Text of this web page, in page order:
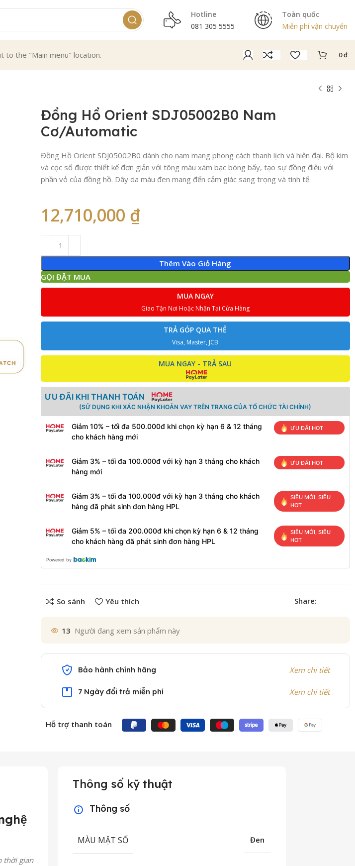
Hotline
081 305 5555
Toàn quốc
Miễn phí vận chuyển
to the "Main menu" location. 0₫
Đồng Hồ Orient SDJ05002B0 Nam
Cơ/Automatic
Đồng Hồ Orient SDJ05002B0 dành cho nam mang phong cách thanh lịch và hiện đại. Bộ kim
và cọc số được thiết kế đơn giản với tông màu xám bạc bóng bẩy, tạo sự đồng điệu với
phần vỏ của đồng hồ. Dây da màu đen mang đến cảm giác sang trọng và tinh tế.
12,710,000 ₫
Thêm Vào Giỏ Hàng
GỌI ĐẶT MUA
MUA NGAY
Giao Tận Nơi Hoặc Nhận Tại Cửa Hàng
TRẢ GÓP QUA THẺ
Visa, Master, JCB
MUA NGAY - TRẢ SAU
ƯU ĐÃI KHI THANH TOÁN
(SỬ DỤNG KHI XÁC NHẬN KHOẢN VAY TRÊN TRANG CỦA TỔ CHỨC TÀI CHÍNH)
Giảm 10% – tối đa 500.000đ khi chọn kỳ hạn 6 & 12 tháng
cho khách hàng mới
ƯU ĐÃI HOT
Giảm 3% – tối đa 100.000đ với kỳ hạn 3 tháng cho khách
hàng mới
ƯU ĐÃI HOT
Giảm 3% – tối đa 100.000đ với kỳ hạn 3 tháng cho khách
hàng đã phát sinh đơn hàng HPL
SIÊU MỚI, SIÊU
HOT
Giảm 5% – tối đa 200.000đ khi chọn kỳ hạn 6 & 12 tháng
cho khách hàng đã phát sinh đơn hàng HPL
SIÊU MỚI, SIÊU
HOT
Powered by
So sánh Yêu thích Share:
13 Người đang xem sản phẩm này
Bảo hành chính hãng Xem chi tiết
7 Ngày đổi trả miễn phí Xem chi tiết
Hỗ trợ thanh toán
thời gian
Thông số kỹ thuật
Thông số
MÀU MẶT SỐ Đen